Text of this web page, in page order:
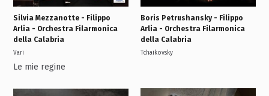
Silvia Mezzanotte - Filippo
Arlia - Orchestra Filarmonica
della Calabria
Vari
Le mie regine
Boris Petrushansky - Filippo
Arlia - Orchestra Filarmonica
della Calabria
Tchaikovsky